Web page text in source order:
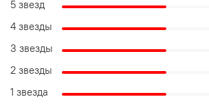
5 звезд
4 звезды
3 звезды
2 звезды
1 звезда